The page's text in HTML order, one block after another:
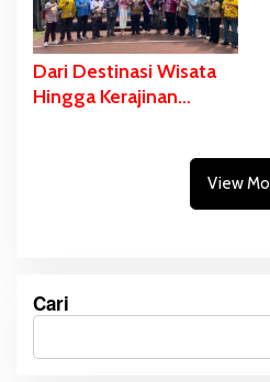
Dari Destinasi Wisata
Hingga Kerajinan
View
Cari